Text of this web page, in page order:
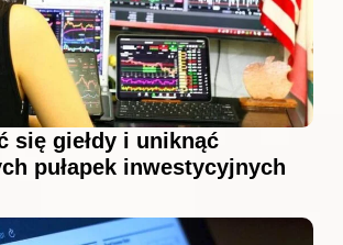
się giełdy i uniknąć
pułapek inwestycyjnych